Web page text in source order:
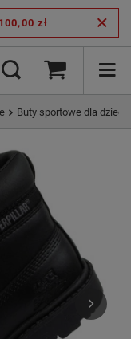
zł
Buty sportowe dla dzieci